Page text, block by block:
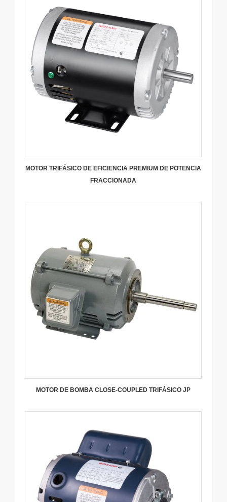
MOTOR TRIFÁSICO DE EFICIENCIA PREMIUM DE POTENCIA
FRACCIONADA
MOTOR DE BOMBA CLOSE-COUPLED TRIFÁSICO JP